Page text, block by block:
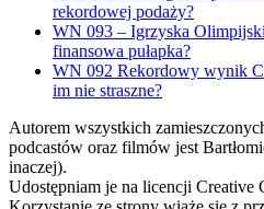
rekordowej podaży?
WN 093 – Igrzyska
finansowa pułapka?
WN 092 Rekordowy wynik
im nie straszne?
Autorem wszystkich
podcastów oraz filmów jest
inaczej).
Udostępniam je na licencji Creative